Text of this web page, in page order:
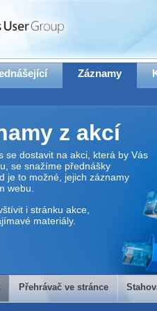
Záznamy
z akcí
se dostavit na akci, která by Vás
se snažíme přednášky
je to možné, jejich záznamy
webu.
i stránku akce,
materiály.
ve stránce
Přehrávač ve stránce